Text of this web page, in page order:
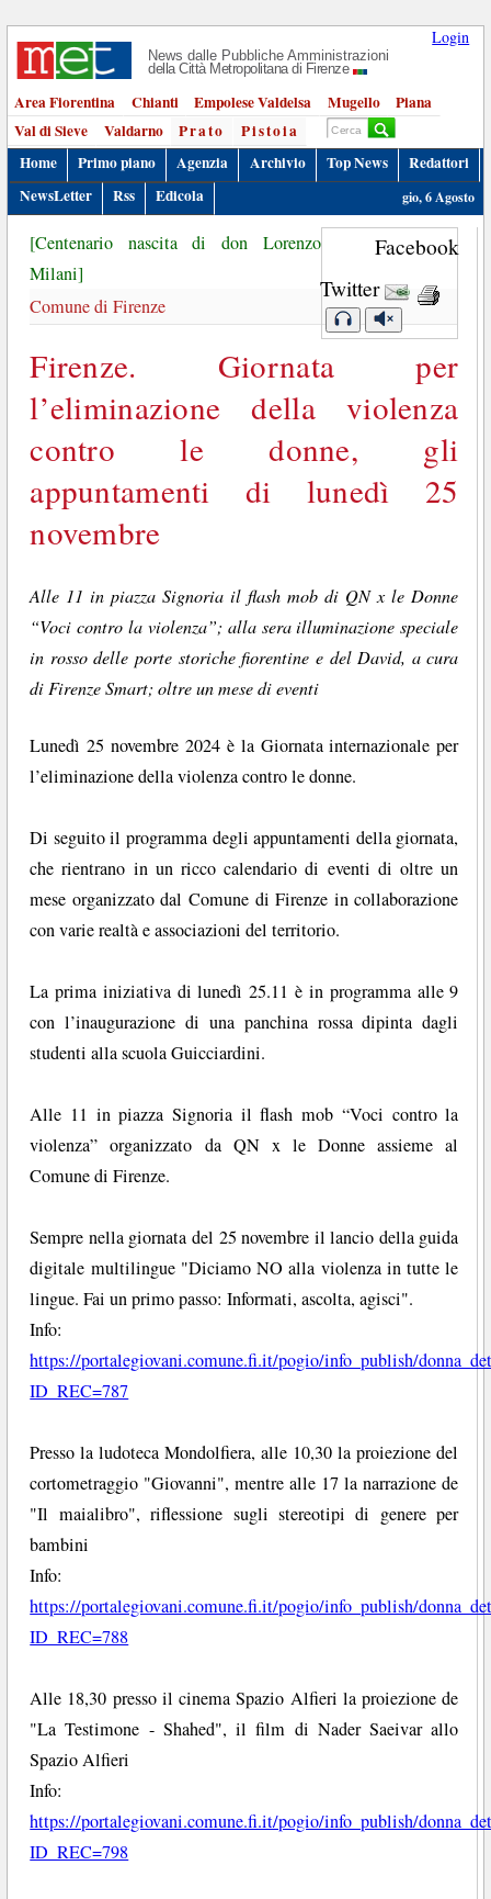
Login
News dalle Pubbliche Amministrazioni
della Città Metropolitana di Firenze
Area Fiorentina Chianti Empolese Valdelsa Mugello
Piana
Val di Sieve
Valdarno Prato
Pistoia
Home
Primo piano Agenzia Archivio Top News
Redattori
NewsLetter
Rss Edicola gio, 6 Agosto
Facebook
Twitter
[Centenario nascita di don Lorenzo
Milani]
Comune di Firenze
Firenze. Giornata per
l’eliminazione della violenza
contro le donne, gli
appuntamenti di lunedì 25
novembre
Alle 11 in piazza Signoria il flash mob di QN x le Donne
“Voci contro la violenza”; alla sera illuminazione speciale
in rosso delle porte storiche fiorentine e del David, a cura
di Firenze Smart; oltre un mese di eventi
Lunedì 25 novembre 2024 è la Giornata internazionale per
l’eliminazione della violenza contro le donne.
Di seguito il programma degli appuntamenti della giornata,
che rientrano in un ricco calendario di eventi di oltre un
mese organizzato dal Comune di Firenze in collaborazione
con varie realtà e associazioni del territorio.
La prima iniziativa di lunedì 25.11 è in programma alle 9
con l’inaugurazione di una panchina rossa dipinta dagli
studenti alla scuola Guicciardini.
Alle 11 in piazza Signoria il flash mob “Voci contro la
violenza” organizzato da QN x le Donne assieme al
Comune di Firenze.
Sempre nella giornata del 25 novembre il lancio della guida
digitale multilingue "Diciamo NO alla violenza in tutte le
lingue. Fai un primo passo: Informati, ascolta, agisci".
Info:
https://portalegiovani.comune.fi.it/pogio/info_publish/
ID_REC=787
Presso la ludoteca Mondolfiera, alle 10,30 la proiezione del
cortometraggio "Giovanni", mentre alle 17 la narrazione de
"Il maialibro", riflessione sugli stereotipi di genere per
bambini
Info:
https://portalegiovani.comune.fi.it/pogio/info_publish/
ID_REC=788
Alle 18,30 presso il cinema Spazio Alfieri la proiezione de
"La Testimone - Shahed", il film di Nader Saeivar allo
Spazio Alfieri
Info:
https://portalegiovani.comune.fi.it/pogio/info_publish/
ID_REC=798